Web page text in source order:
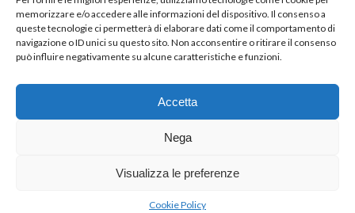
memorizzare e/o accedere alle informazioni del dispositivo. Il consenso a
queste tecnologie ci permetterà di elaborare dati come il comportamento di
navigazione o ID unici su questo sito. Non acconsentire o ritirare il consenso
può influire negativamente su alcune caratteristiche e funzioni.
Accetta
Nega
Visualizza le preferenze
Cookie Policy
emozioni
P.IVA 02592570036 -
born inMaMaStudiOs